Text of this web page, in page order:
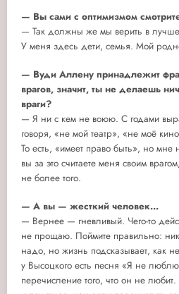
— Вы сами с оптимизмом
— Так должны же мы верить в
У меня здесь дети, семья. Мой
— Вуди Аллену принадлежит
врагов, значит, ты не делаешь
враги?
— Я ни с кем не воюю. С годами
говоря, «не мой театр», «не моё
То есть, «имеет право быть», но мне
вы за это считаете меня своим
не более того.
— А вы — жесткий человек...
— Вернее — гневливый. Чего-то
не прощаю. Поймите правильно:
надо, но жизнь подсказывает, как
у Высоцкого есть песня «Я не
перечисление того, что он не